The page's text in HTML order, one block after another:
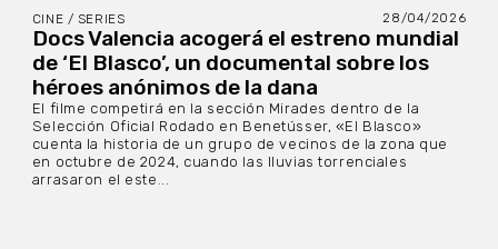
CINE / SERIES 28/04/2026
Docs Valencia acogerá el estreno mundial
de ‘El Blasco’, un documental sobre los
héroes anónimos de la dana
El filme competirá en la sección Mirades dentro de la
Selección Oficial Rodado en Benetússer, «El Blasco»
cuenta la historia de un grupo de vecinos de la zona que
en octubre de 2024, cuando las lluvias torrenciales
arrasaron el este...